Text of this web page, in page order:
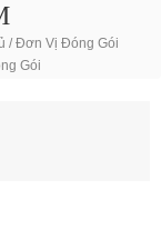
/ Đơn Vị Đóng Gói
Gói